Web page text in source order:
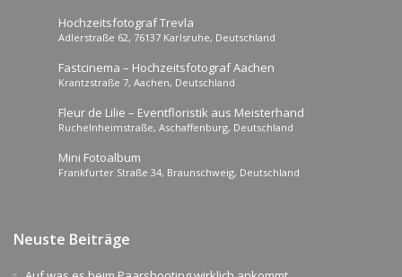
Hochzeitsfotograf Trevla
Adlerstraße 62, 76137 Karlsruhe, Deutschland
Fastcinema – Hochzeitsfotograf Aachen
Krantzstraße 7, Aachen, Deutschland
Fleur de Lilie – Eventfloristik aus Meisterhand
Ruchelnheimstraße, Aschaffenburg, Deutschland
Mini Fotoalbum
Frankfurter Straße 34, Braunschweig, Deutschland
Neuste Beiträge